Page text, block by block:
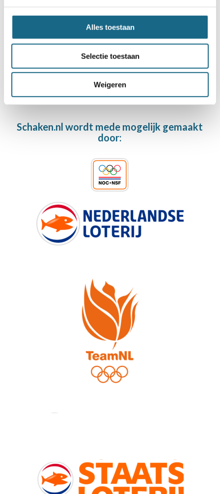
Alles toestaan
Selectie toestaan
Weigeren
kwalificatie NK VO (4
november)
Schaken.nl wordt mede mogelijk gemaakt
door: